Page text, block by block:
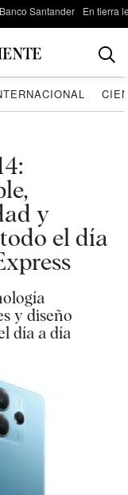
Santander En tierra
y
el día
y diseño
día a día